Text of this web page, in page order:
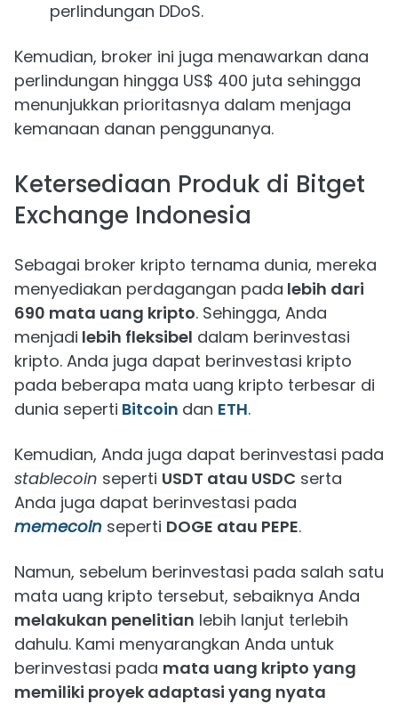
perlindungan DDoS.
Kemudian, broker ini juga menawarkan dana
perlindungan hingga US$ 400 juta sehingga
menunjukkan prioritasnya dalam menjaga
kemanaan danan penggunanya.
Ketersediaan Produk di Bitget
Exchange Indonesia
Sebagai broker kripto ternama dunia, mereka
menyediakan perdagangan pada lebih dari
690 mata uang kripto. Sehingga, Anda
menjadi lebih fleksibel dalam berinvestasi
kripto. Anda juga dapat berinvestasi kripto
pada beberapa mata uang kripto terbesar di
dunia seperti Bitcoin dan ETH.
Kemudian, Anda juga dapat berinvestasi pada
stablecoin seperti USDT atau USDC serta
Anda juga dapat berinvestasi pada
memecoin seperti DOGE atau PEPE.
Namun, sebelum berinvestasi pada salah satu
mata uang kripto tersebut, sebaiknya Anda
melakukan penelitian lebih lanjut terlebih
dahulu. Kami menyarangkan Anda untuk
berinvestasi pada mata uang kripto yang
memiliki proyek adaptasi yang nyata